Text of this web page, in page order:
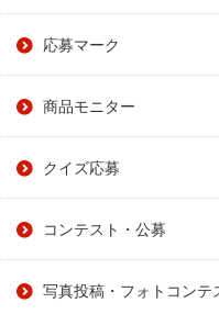
応募マーク
商品モニター
クイズ応募
コンテスト・公募
写真投稿・フォトコンテ